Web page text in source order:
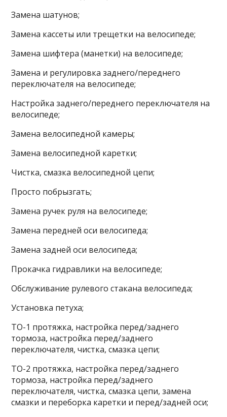
Замена шатунов;
Замена кассеты или трещетки на велосипеде;
Замена шифтера (манетки) на велосипеде;
Замена и регулировка заднего/переднего
переключателя на велосипеде;
Настройка заднего/переднего переключателя на
велосипеде;
Замена велосипедной камеры;
Замена велосипедной каретки;
Чистка, смазка велосипедной цепи;
Просто побрызгать;
Замена ручек руля на велосипеде;
Замена передней оси велосипеда;
Замена задней оси велосипеда;
Прокачка гидравлики на велосипеде;
Обслуживание рулевого стакана велосипеда;
Установка петуха;
ТО-1 протяжка, настройка перед/заднего
тормоза, настройка перед/заднего
переключателя, чистка, смазка цепи;
ТО-2 протяжка, настройка перед/заднего
тормоза, настройка перед/заднего
переключателя, чистка, смазка цепи, замена
смазки и переборка каретки и перед/задней оси;